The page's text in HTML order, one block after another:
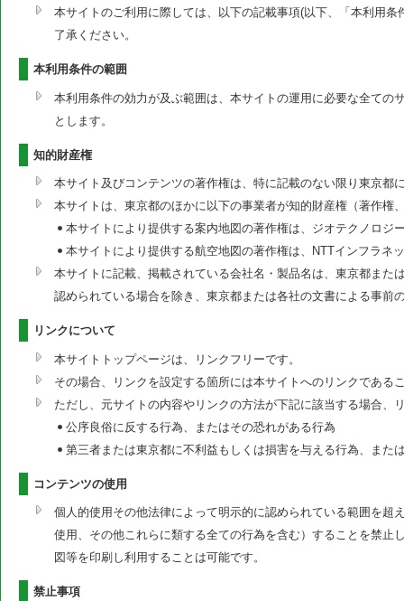
本サイトのご利用に際しては、以下の記載事項(以下、「本利用
了承ください。
本利用条件の範囲
本利用条件の効力が及ぶ範囲は、本サイトの運用に必要な全て
とします。
知的財産権
本サイト及びコンテンツの著作権は、特に記載のない限り東京
本サイトは、東京都のほかに以下の事業者が知的財産権（著作権
本サイトにより提供する案内地図の著作権は、ジオテクノロジ
本サイトにより提供する航空地図の著作権は、NTTインフラネ
本サイトに記載、掲載されている会社名・製品名は、東京都ま
認められている場合を除き、東京都または各社の文書による事前
リンクについて
本サイトトップページは、リンクフリーです。
その場合、リンクを設定する箇所には本サイトへのリンクである
ただし、元サイトの内容やリンクの方法が下記に該当する場合、
公序良俗に反する行為、またはその恐れがある行為
第三者または東京都に不利益もしくは損害を与える行為、また
コンテンツの使用
個人的使用その他法律によって明示的に認められている範囲を
使用、その他これらに類する全ての行為を含む）することを禁
図等を印刷し利用することは可能です。
禁止事項